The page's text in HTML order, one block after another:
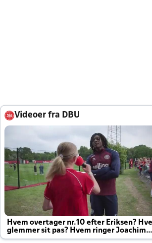
Videoer fra DBU
Hvem overtager nr.10 efter Eriksen?
glemmer sit pas? Hvem ringer Joachim
altid til efter kampe?